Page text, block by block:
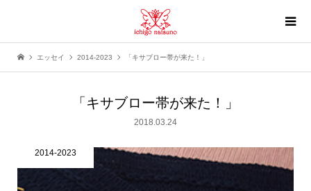
エッセイ 2014-2023 「キサブロー帯が来た！」
「キサブロー帯が来た！」
2018.03.24
2014-2023